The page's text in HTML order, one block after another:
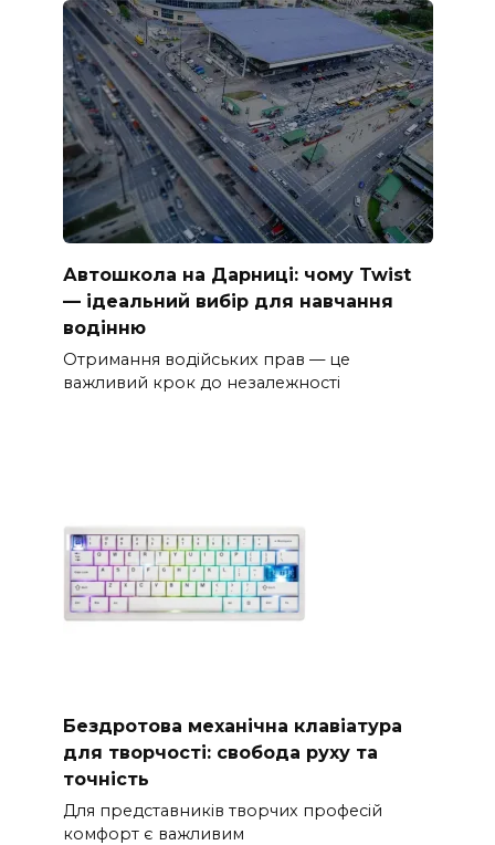
Автошкола на Дарниці: чому Twist
— ідеальний вибір для навчання
водінню
Отримання водійських прав — це
важливий крок до незалежності
Бездротова механічна клавіатура
для творчості: свобода руху та
точність
Для представників творчих професій
комфорт є важливим